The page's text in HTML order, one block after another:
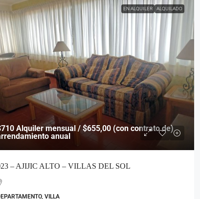
EN ALQUILER ALQUILADO
Alquiler mensual / $655,00 (con contrato de)
anual
– AJIJIC ALTO – VILLAS DEL SOL
VILLA